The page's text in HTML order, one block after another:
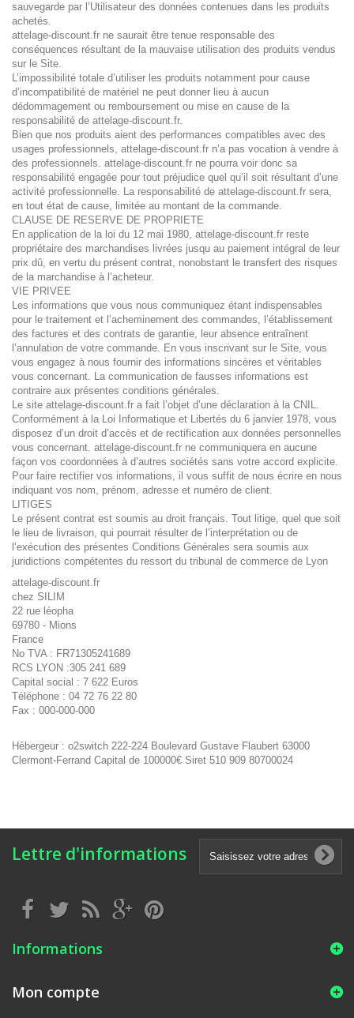
sauvegarde par l’Utilisateur des données contenues dans les produits
achetés.
attelage-discount.fr ne saurait être tenue responsable des
conséquences résultant de la mauvaise utilisation des produits vendus
sur le Site.
L’impossibilité totale d’utiliser les produits notamment pour cause
d’incompatibilité de matériel ne peut donner lieu à aucun
dédommagement ou remboursement ou mise en cause de la
responsabilité de attelage-discount.fr.
Bien que nos produits aient des performances compatibles avec des
usages professionnels, attelage-discount.fr n’a pas vocation à vendre à
des professionnels. attelage-discount.fr ne pourra voir donc sa
responsabilité engagée pour tout préjudice quel qu’il soit résultant d’une
activité professionnelle. La responsabilité de attelage-discount.fr sera,
en tout état de cause, limitée au montant de la commande.
CLAUSE DE RESERVE DE PROPRIETE
En application de la loi du 12 mai 1980, attelage-discount.fr reste
propriétaire des marchandises livrées jusqu au paiement intégral de leur
prix dû, en vertu du présent contrat, nonobstant le transfert des risques
de la marchandise à l’acheteur.
VIE PRIVEE
Les informations que vous nous communiquez étant indispensables
pour le traitement et l’acheminement des commandes, l’établissement
des factures et des contrats de garantie, leur absence entraînent
l’annulation de votre commande. En vous inscrivant sur le Site, vous
vous engagez à nous fournir des informations sincères et véritables
vous concernant. La communication de fausses informations est
contraire aux présentes conditions générales.
Le site attelage-discount.fr a fait l’objet d’une déclaration à la CNIL.
Conformément à la Loi Informatique et Libertés du 6 janvier 1978, vous
disposez d’un droit d’accès et de rectification aux données personnelles
vous concernant. attelage-discount.fr ne communiquera en aucune
façon vos coordonnées à d’autres sociétés sans votre accord explicite.
Pour faire rectifier vos informations, il vous suffit de nous écrire en nous
indiquant vos nom, prénom, adresse et numéro de client.
LITIGES
Le présent contrat est soumis au droit français. Tout litige, quel que soit
le lieu de livraison, qui pourrait résulter de l’interprétation ou de
l’exécution des présentes Conditions Générales sera soumis aux
juridictions compétentes du ressort du tribunal de commerce de Lyon
attelage-discount.fr
chez SILIM
22 rue léopha
69780 - Mions
France
No TVA : FR71305241689
RCS LYON :305 241 689
Capital social : 7 622 Euros
Téléphone : 04 72 76 22 80
Fax : 000-000-000
Hébergeur : o2switch 222-224 Boulevard Gustave Flaubert 63000
Clermont-Ferrand Capital de 100000€ Siret 510 909 80700024
Lettre d'informations
Informations
Mon compte